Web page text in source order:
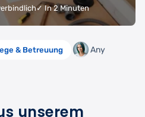
✓ In 2 Minuten
& Betreuung Any
unserem